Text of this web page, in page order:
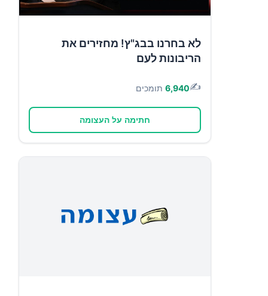
לא בחרנו בבג"ץ! מחזירים את
הריבונות לעם
✍️
6,940 תומכים
חתימה על העצומה